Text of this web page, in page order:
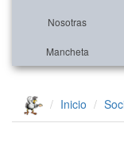
Nosotras
Mancheta
Inicio